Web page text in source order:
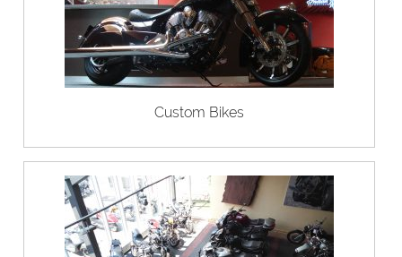
Custom Bikes